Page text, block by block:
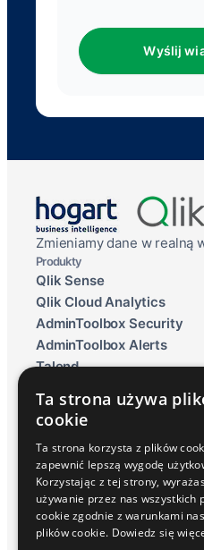
Wyślij
Zmieniamy dane w realną
Produkty
Qlik Sense
Qlik Cloud Analytics
AdminToolbox Security
AdminToolbox Alerts
Talend
Raportowanie ESG
Inphinity
Usługi i Rozwiązania
Wdrożenia
Serwis / Utrzymanie
Szkolenia
Baza wiedzy
Ta strona używa
cookie
Ta strona korzysta z plików
zapewnić lepszą wygodę
Korzystając z tej strony,
używanie przez nas wszystkich
cookie zgodnie z warunkami
plików cookie. Dowiedz się